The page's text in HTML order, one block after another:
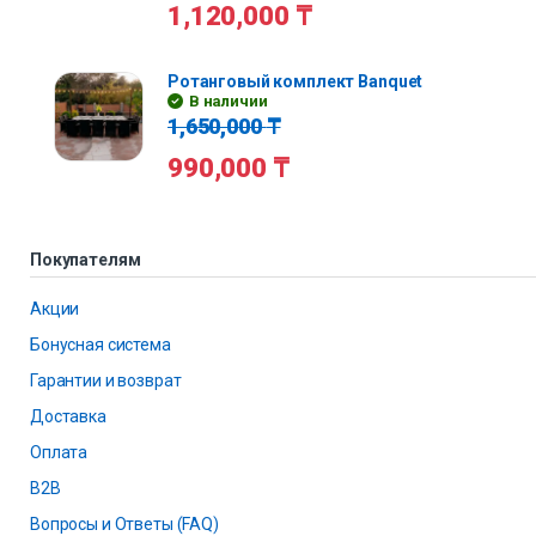
1,120,000 ₸
Ротанговый комплект Banquet
В наличии
1,650,000₸
990,000 ₸
Покупателям
Акции
Бонусная система
Гарантии и возврат
Доставка
Оплата
B2B
Вопросы и Ответы (FAQ)